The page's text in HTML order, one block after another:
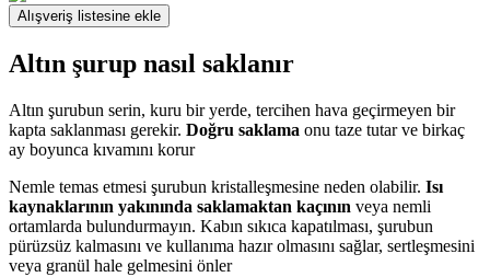
Alışveriş listesine ekle
Altın şurup nasıl saklanır
Altın şurubun serin, kuru bir yerde, tercihen hava geçirmeyen bir
kapta saklanması gerekir. Doğru saklama onu taze tutar ve birkaç
ay boyunca kıvamını korur
Nemle temas etmesi şurubun kristalleşmesine neden olabilir. Isı
kaynaklarının yakınında saklamaktan kaçının veya nemli
ortamlarda bulundurmayın. Kabın sıkıca kapatılması, şurubun
pürüzsüz kalmasını ve kullanıma hazır olmasını sağlar, sertleşmesini
veya granül hale gelmesini önler